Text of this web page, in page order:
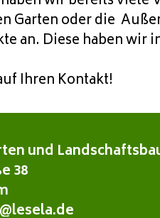
Garten oder die
an. Diese haben wir
Ihren Kontakt!
und
38